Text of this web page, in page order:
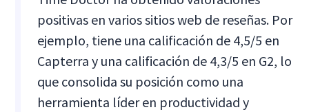
positivas en varios sitios web de reseñas. Por
ejemplo, tiene una calificación de 4,5/5 en
Capterra y una calificación de 4,3/5 en G2, lo
que consolida su posición como una
herramienta líder en productividad y